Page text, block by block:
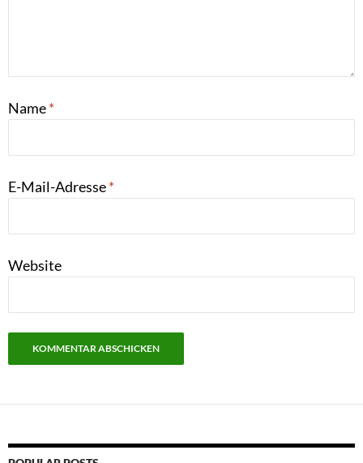
Name*
E-Mail-Adresse*
Website